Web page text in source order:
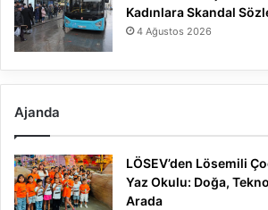
Kadınlara Skandal
4 Ağustos 2026
Ajanda
LÖSEV’den Lösemili
Yaz Okulu: Doğa,
Arada